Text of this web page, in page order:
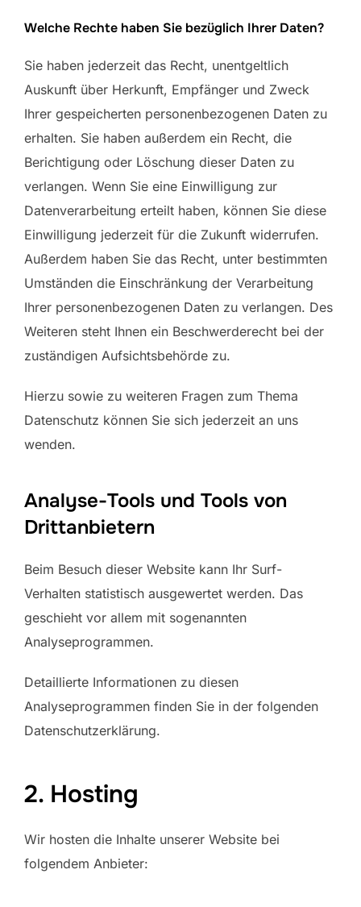
Welche Rechte haben Sie bezüglich Ihrer Daten?
Sie haben jederzeit das Recht, unentgeltlich
Auskunft über Herkunft, Empfänger und Zweck
Ihrer gespeicherten personenbezogenen Daten zu
erhalten. Sie haben außerdem ein Recht, die
Berichtigung oder Löschung dieser Daten zu
verlangen. Wenn Sie eine Einwilligung zur
Datenverarbeitung erteilt haben, können Sie diese
Einwilligung jederzeit für die Zukunft widerrufen.
Außerdem haben Sie das Recht, unter bestimmten
Umständen die Einschränkung der Verarbeitung
Ihrer personenbezogenen Daten zu verlangen. Des
Weiteren steht Ihnen ein Beschwerderecht bei der
zuständigen Aufsichtsbehörde zu.
Hierzu sowie zu weiteren Fragen zum Thema
Datenschutz können Sie sich jederzeit an uns
wenden.
Analyse-Tools und Tools von
Dritt­anbietern
Beim Besuch dieser Website kann Ihr Surf-
Verhalten statistisch ausgewertet werden. Das
geschieht vor allem mit sogenannten
Analyseprogrammen.
Detaillierte Informationen zu diesen
Analyseprogrammen finden Sie in der folgenden
Datenschutzerklärung.
2. Hosting
Wir hosten die Inhalte unserer Website bei
folgendem Anbieter: